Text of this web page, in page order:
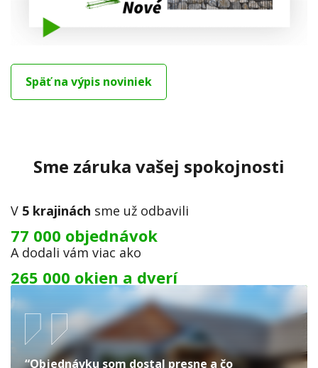
Späť na výpis noviniek
Sme záruka vašej spokojnosti
V 5 krajinách sme už odbavili
77 000 objednávok
A dodali vám viac ako
265 000 okien a dverí
“Objednávku som dostal presne a čo